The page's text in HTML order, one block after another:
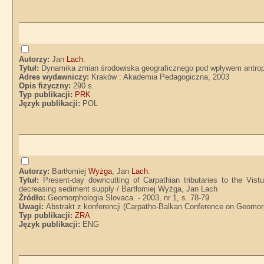
Autorzy:Jan Lach.
Tytuł: Dynamika zmian środowiska geograficznego pod wpływem
Adres wydawniczy: Kraków : Akademia Pedagogiczna, 2003
Opis fizyczny:290 s.
Typ publikacji: PRK
Język publikacji: POL
Autorzy: BartłomiejWyżga, Jan Lach.
Tytuł:
Present-day downcutting of Carpathian tributaries to the
decreasing sediment supply / Bartłomiej Wyżga, Jan Lach
Źródło:Geomorphologia Slovaca. - 2003, nr 1, s. 78-79
Uwagi:Abstrakt z konferencji (Carpatho-Balkan Conference on
Typ publikacji:ZRA
Język publikacji: ENG